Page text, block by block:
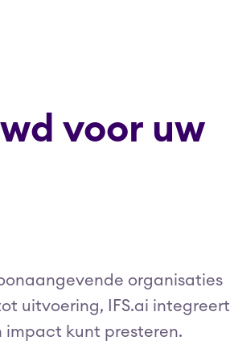
voor uw
organisaties
uitvoering, IFS.ai integreert
impact kunt presteren.